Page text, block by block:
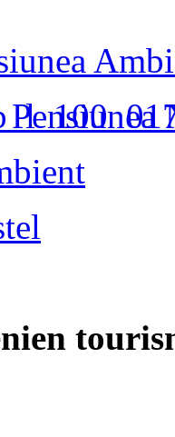
Pensiunea